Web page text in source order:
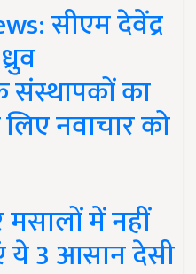
सीएम देवेंद्र
संस्थापकों का
नवाचार को
में नहीं
ये 3 आसान देसी